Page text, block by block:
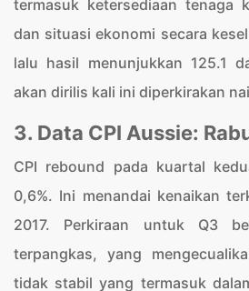
termasuk ketersediaan tenaga
dan situasi ekonomi secara
lalu hasil menunjukkan 125.1
akan dirilis kali ini diperkirakan
3. Data CPI Aussie:
CPI rebound pada kuartal
0,6%. Ini menandai kenaikan
2017. Perkiraan untuk Q3
terpangkas, yang
tidak stabil yang termasuk